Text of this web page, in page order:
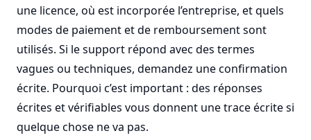
une licence, où est incorporée l’entreprise, et quels
modes de paiement et de remboursement sont
utilisés. Si le support répond avec des termes
vagues ou techniques, demandez une confirmation
écrite. Pourquoi c’est important : des réponses
écrites et vérifiables vous donnent une trace écrite si
quelque chose ne va pas.